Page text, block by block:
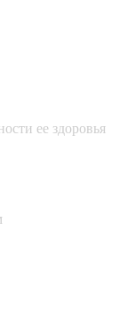
ее здоровья